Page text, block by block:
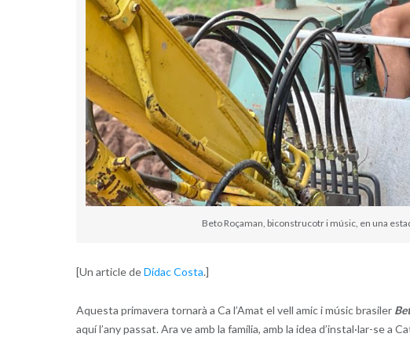
Beto Roçaman, biconstrucotr i músic, en una
[Un article deDídac Costa.]
Aquesta primavera tornarà a Ca l’Amat el vell amic i músic brasiler
aquí l’any passat. Ara ve amb la família, amb la idea d’instal·lar-se a